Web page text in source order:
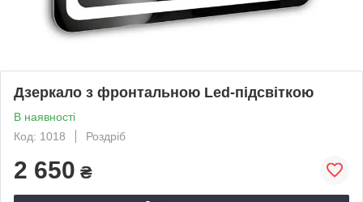
Дзеркало з фронтальною Led-підсвіткою
В наявності
Код: 1018
Роздріб
2 650 ₴